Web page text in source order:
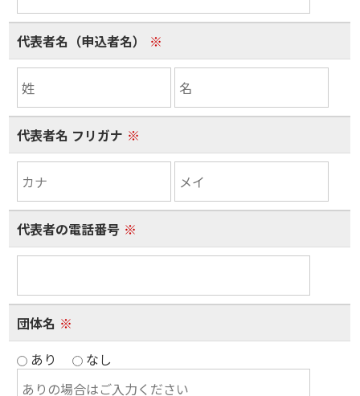
代表者名（申込者名） ※
代表者名 フリガナ ※
代表者の電話番号 ※
団体名 ※
あり
なし